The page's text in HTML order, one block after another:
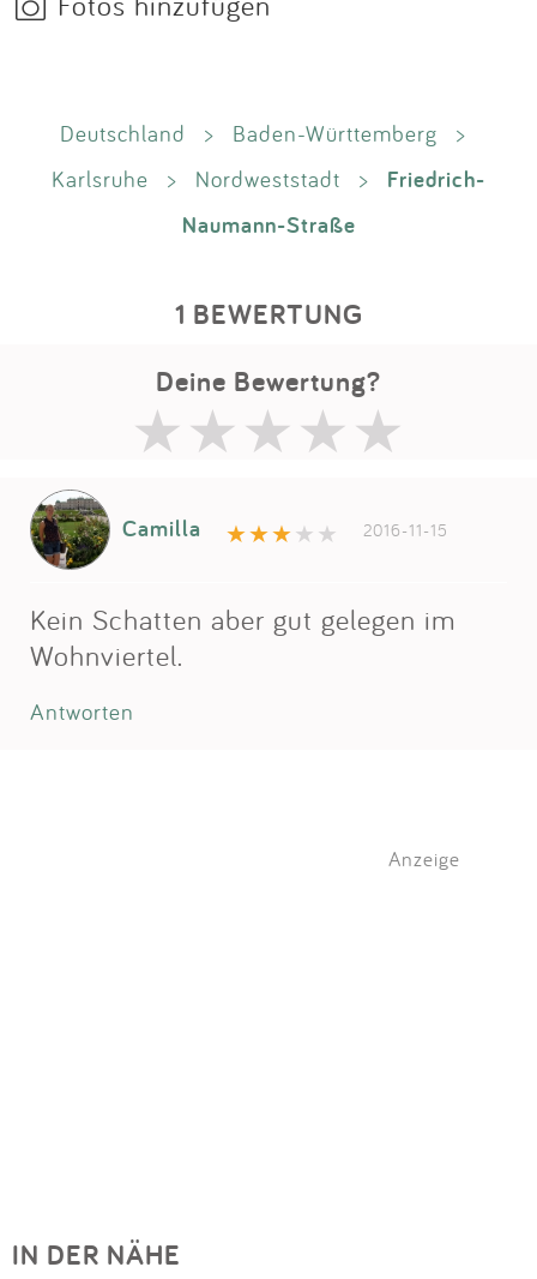
Deutschland > Baden-Württemberg
>
Karlsruhe
> Nordweststadt >
Friedrich-
Naumann-Straße
1 BEWERTUNG
Deine Bewertung?
Camilla 2016-11-15
Kein Schatten aber gut gelegen im
Wohnviertel.
Antworten
Anzeige
IN DER NÄHE